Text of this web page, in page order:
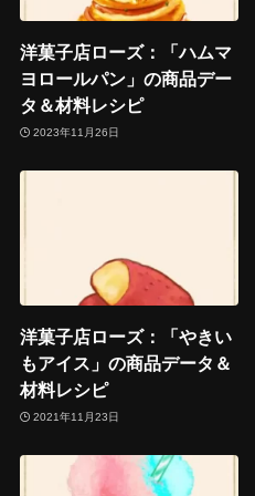
洋菓子店ローズ：「ハムマ
ヨロールパン」の商品デー
タ＆材料レシピ
2023年11月26日
洋菓子店ローズ：「やきい
もアイス」の商品データ＆
材料レシピ
2021年11月23日